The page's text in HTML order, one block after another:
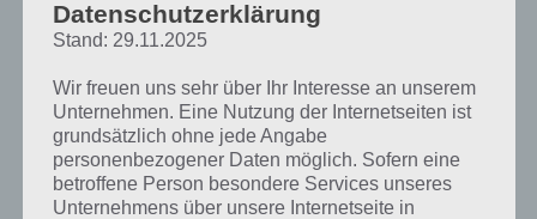
Datenschutzerklärung
Stand: 29.11.2025
Wir freuen uns sehr über Ihr Interesse an unserem
Unternehmen. Eine Nutzung der Internetseiten ist
grundsätzlich ohne jede Angabe
personenbezogener Daten möglich. Sofern eine
betroffene Person besondere Services unseres
Unternehmens über unsere Internetseite in